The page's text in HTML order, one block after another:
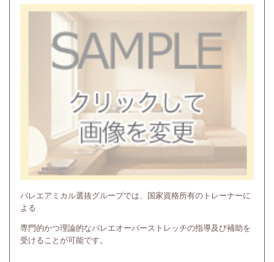
バレエアミカル選抜グループでは、国家資格所有のトレーナーに
よる
専門的かつ理論的なバレエオーバーストレッチの指導及び補助を
受けることが可能です。